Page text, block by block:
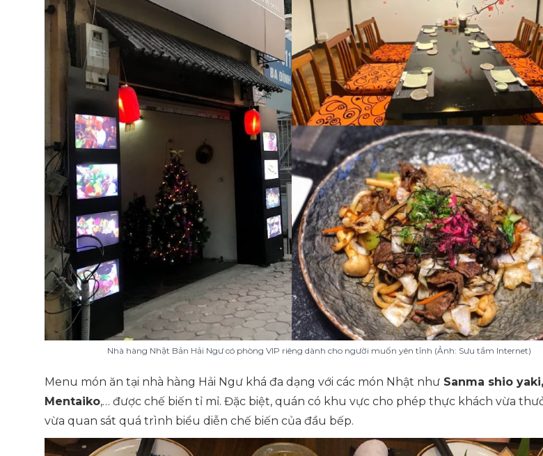
Nhà hàng Nhật Bản Hải Ngư có phòng VIP riêng dành cho người muốn yên tĩnh (Ảnh: Sưu tầm Internet)
Menu món ăn tại nhà hàng Hải Ngư khá đa dạng với các món Nhật như Sanma shio
Mentaiko,… được chế biến tỉ mỉ. Đặc biệt, quán có khu vực cho phép thực khách vừa
vừa quan sát quá trình biểu diễn chế biến của đầu bếp.